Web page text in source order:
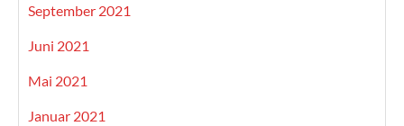
September 2021
Juni 2021
Mai 2021
Januar 2021